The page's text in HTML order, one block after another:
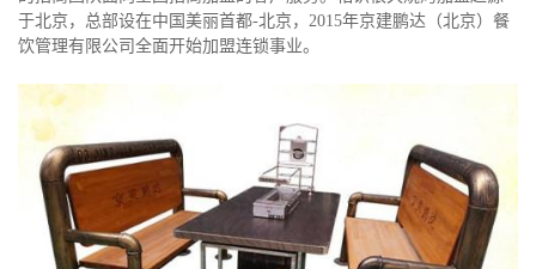
于北京，总部设在中国美丽首都-北京，2015年京建鹏达（北京）餐
饮管理有限公司全面开始加盟连锁事业。